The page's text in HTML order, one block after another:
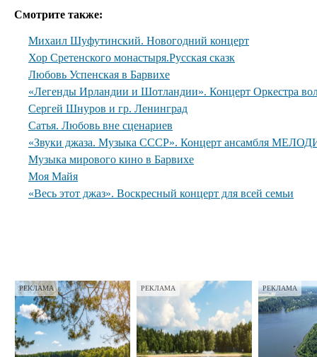
Смотрите также:
Михаил Шуфутинский. Новогодний концерт
Хор Сретенского монастыря.Русская сказк
Любовь Успенская в Барвихе
«Легенды Ирландии и Шотландии». Концерт Оркестра
Сергей Шнуров и гр. Ленинград
Сатья. Любовь вне сценариев
«Звуки джаза. Музыка СССР». Концерт ансамбля
Музыка мирового кино в Барвихе
Моя Майя
«Весь этот джаз». Воскресный концерт для всей семьи
РЕКЛАМА РЕКЛАМА РЕКЛАМА